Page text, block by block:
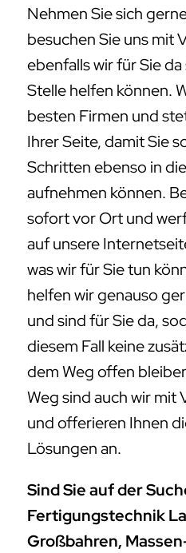
Nehmen Sie sich
besuchen Sie uns mit
ebenfalls wir für Sie
Stelle helfen können.
besten Firmen und
Ihrer Seite, damit Sie
Schritten ebenso in
aufnehmen können.
sofort vor Ort und
auf unsere
was wir für Sie tun
helfen wir genauso
und sind für Sie da,
diesem Fall keine
dem Weg offen
Weg sind auch wir mit
und offerieren Ihnen
Lösungen an.
Sind Sie auf der
Fertigungstechnik
Großbahren,